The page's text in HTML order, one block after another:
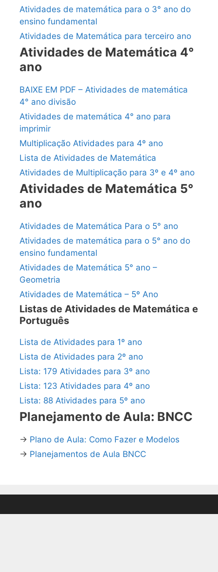
Atividades de matemática para o 3° ano do
ensino fundamental
Atividades de Matemática para terceiro ano
Atividades de Matemática 4°
ano
BAIXE EM PDF – Atividades de matemática
4° ano divisão
Atividades de matemática 4° ano para
imprimir
Multiplicação Atividades para 4º ano
Lista de Atividades de Matemática
Atividades de Multiplicação para 3º e 4º ano
Atividades de Matemática 5°
ano
Atividades de Matemática Para o 5° ano
Atividades de matemática para o 5° ano do
ensino fundamental
Atividades de Matemática 5° ano –
Geometria
Atividades de Matemática – 5º Ano
Listas de Atividades de Matemática e
Português
Lista de Atividades para 1º ano
Lista de Atividades para 2º ano
Lista: 179 Atividades para 3º ano
Lista: 123 Atividades para 4º ano
Lista: 88 Atividades para 5º ano
Planejamento de Aula: BNCC
→ Plano de Aula: Como Fazer e Modelos
→ Planejamentos de Aula BNCC